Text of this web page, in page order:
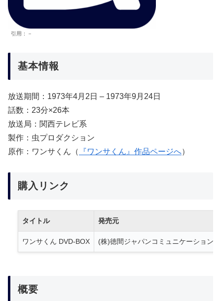
引用：－
基本情報
放送期間：1973年4月2日 – 1973年9月24日
話数：23分×26本
放送局：関西テレビ系
製作：虫プロダクション
原作：ワンサくん（
『ワンサくん』作品ページへ）
購入リンク
タイトル 発売元
ワンサくん DVD-BOX (株)徳間ジャパンコミュニケーションズ
概要